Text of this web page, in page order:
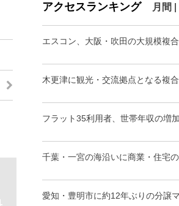
アクセスランキング 月間
エスコン、大阪・吹田の大規模複
木更津に観光・交流拠点となる複
フラット35利用者、世帯年収の増
千葉・一宮の海沿いに商業・住宅
愛知・豊明市に約12年ぶりの分譲